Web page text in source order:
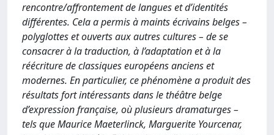
rencontre/affrontement de langues et d’identités
différentes. Cela a permis à maints écrivains belges –
polyglottes et ouverts aux autres cultures – de se
consacrer à la traduction, à l’adaptation et à la
réécriture de classiques européens anciens et
modernes. En particulier, ce phénomène a produit des
résultats fort intéressants dans le théâtre belge
d’expression française, où plusieurs dramaturges –
tels que Maurice Maeterlinck, Marguerite Yourcenar,